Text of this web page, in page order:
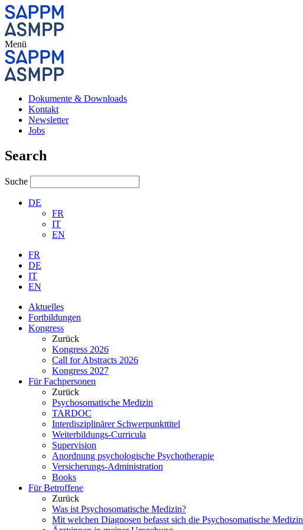
Menü
Dokumente & Downloads
Kontakt
Newsletter
Jobs
Search
Suche
DE
FR
IT
EN
FR
DE
IT
EN
Aktuelles
Fortbildungen
Kongress
Zurück
Kongress 2026
Call for Abstracts 2026
Kongress 2027
Für Fachpersonen
Zurück
Psychosomatische Medizin
TARDOC
Interdisziplinärer Schwerpunkttitel
Weiterbildungs-Curricula
Supervision
Anordnung psychologische Psychotherapie
Versicherungs-Administration
Books
Für Betroffene
Zurück
Was ist Psychosomatische Medizin?
Mit welchen Diagnosen befasst sich die Psychosomatische